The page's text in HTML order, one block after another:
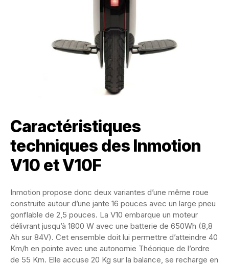
Caractéristiques
techniques des Inmotion
V10 et V10F
Inmotion propose donc deux variantes d’une même roue
construite autour d’une jante 16 pouces avec un large pneu
gonflable de 2,5 pouces. La V10 embarque un moteur
délivrant jusqu’à 1800 W avec une batterie de 650Wh (8,8
Ah sur 84V). Cet ensemble doit lui permettre d’atteindre 40
Km/h en pointe avec une autonomie Théorique de l’ordre
de 55 Km. Elle accuse 20 Kg sur la balance, se recharge en